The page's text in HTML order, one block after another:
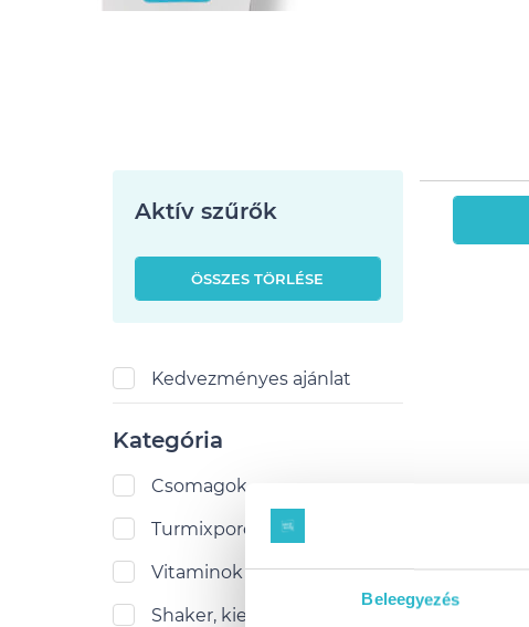
Beleegyezés
Aktív szűrők
ÖSSZES TÖRLÉSE
Kedvezményes ajánlat
Kategória
Csomagok
Turmixporok
Vitaminok
Shaker, kiegészítők